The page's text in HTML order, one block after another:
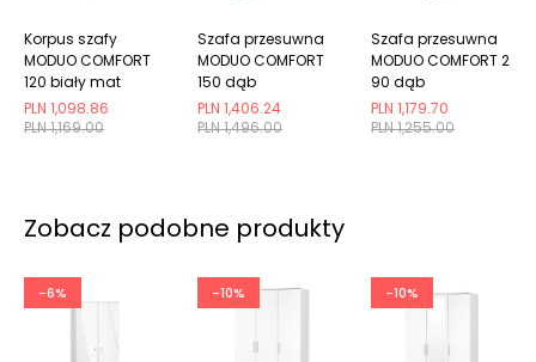
PLN 1,169.00
PLN 1,098.86
Korpus szafy
MODUO COMFORT
120 biały mat
PLN 1,496.00
PLN 1,406.24
Szafa przesuwna
MODUO COMFORT
150 dąb
sonoma/biała mat
z lustrem po lewe...
PLN 1,255.00
PLN 1,179.70
Szafa przesuwna
MODUO COMFORT 2
90 dąb
sonoma/biała mat
z lustrem
Zobacz podobne produkty
-6% -10% -10%